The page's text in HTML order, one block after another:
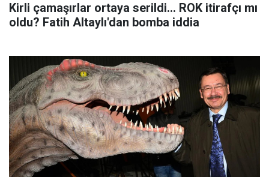
Kirli çamaşırlar ortaya serildi... ROK itirafçı mı
oldu? Fatih Altaylı'dan bomba iddia